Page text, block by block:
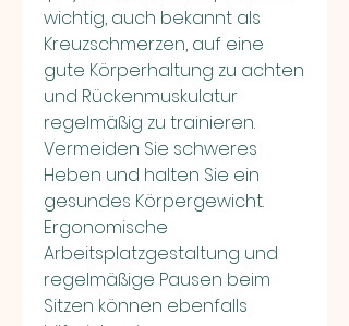
wichtig, auch bekannt als
Kreuzschmerzen, auf eine
gute Körperhaltung zu achten
und Rückenmuskulatur
regelmäßig zu trainieren.
Vermeiden Sie schweres
Heben und halten Sie ein
gesundes Körpergewicht.
Ergonomische
Arbeitsplatzgestaltung und
regelmäßige Pausen beim
Sitzen können ebenfalls